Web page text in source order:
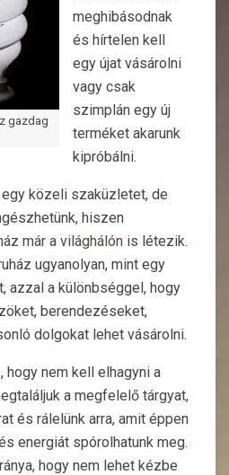
gazdag
meghibásodnak
és hírtelen kell
egy újat vásárolni
vagy csak
szimplán egy új
terméket akarunk
kipróbálni.
közeli szaküzletet, de
hiszen
már a világhálón is létezik.
ugyanolyan, mint egy
azzal a különbséggel, hogy
berendezéseket,
dolgokat lehet vásárolni.
hogy nem kell elhagyni a
a megfelelő tárgyat,
és rálelünk arra, amit éppen
energiát spórolhatunk meg.
hogy nem lehet kézbe